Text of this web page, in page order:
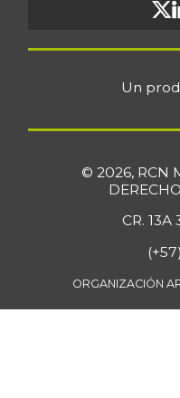
Un
© 2026, RCN
CR. 13A
ORGANIZACIÓN